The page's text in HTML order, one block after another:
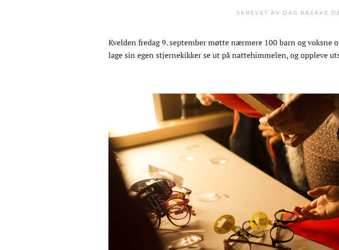
SKREVET AV DAG BREKKE
Kvelden fredag 9. september møtte nærmere 100 barn og
lage sin egen stjernekikker se ut på nattehimmelen, og oppleve